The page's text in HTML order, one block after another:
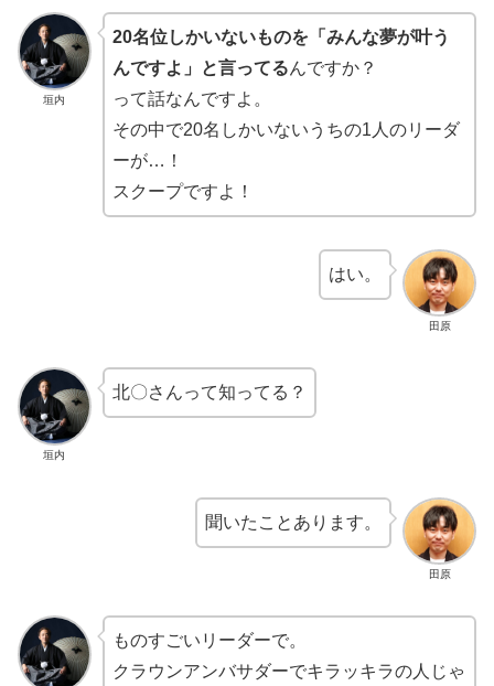
垣内
20名位しかいないものを「みんな夢が叶う
んですよ」と言ってるんですか？
って話なんですよ。
その中で20名しかいないうちの1人のリーダ
ーが…！
スクープですよ！
田原
はい。
垣内
北〇さんって知ってる？
田原
聞いたことあります。
ものすごいリーダーで。
クラウンアンバサダーでキラッキラの人じゃ